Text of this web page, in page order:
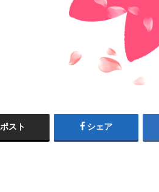
ポスト シェア